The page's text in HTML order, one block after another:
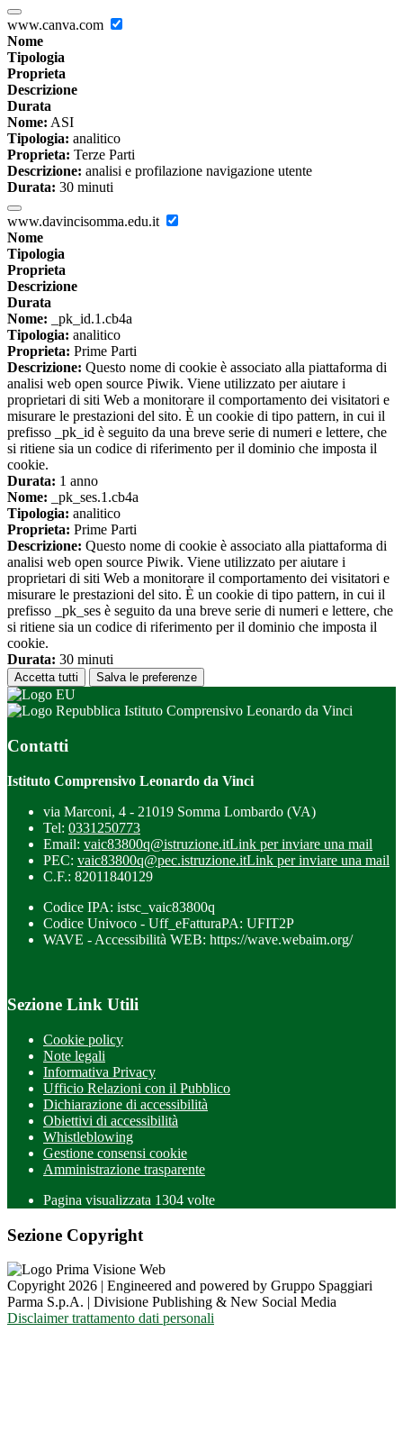
www.canva.com
Nome
Tipologia
Proprieta
Descrizione
Durata
Nome: ASI
Tipologia: analitico
Proprieta: Terze Parti
Descrizione: analisi e profilazione navigazione utente
Durata: 30 minuti
www.davincisomma.edu.it
Nome
Tipologia
Proprieta
Descrizione
Durata
Nome: _pk_id.1.cb4a
Tipologia: analitico
Proprieta: Prime Parti
Descrizione: Questo nome di cookie è associato alla piattaforma di
analisi web open source Piwik. Viene utilizzato per aiutare i
proprietari di siti Web a monitorare il comportamento dei visitatori e
misurare le prestazioni del sito. È un cookie di tipo pattern, in cui il
prefisso _pk_id è seguito da una breve serie di numeri e lettere, che
si ritiene sia un codice di riferimento per il dominio che imposta il
cookie.
Durata: 1 anno
Nome: _pk_ses.1.cb4a
Tipologia: analitico
Proprieta: Prime Parti
Descrizione: Questo nome di cookie è associato alla piattaforma di
analisi web open source Piwik. Viene utilizzato per aiutare i
proprietari di siti Web a monitorare il comportamento dei visitatori e
misurare le prestazioni del sito. È un cookie di tipo pattern, in cui il
prefisso _pk_ses è seguito da una breve serie di numeri e lettere, che
si ritiene sia un codice di riferimento per il dominio che imposta il
cookie.
Durata: 30 minuti
Accetta tutti Salva le preferenze
Istituto Comprensivo Leonardo da Vinci
Contatti
Istituto Comprensivo Leonardo da Vinci
via Marconi, 4 - 21019 Somma Lombardo (VA)
Tel: 0331250773
Email: vaic83800q@istruzione.itLink per inviare una mail
PEC: vaic83800q@pec.istruzione.itLink per inviare una mail
C.F.: 82011840129
Codice IPA: istsc_vaic83800q
Codice Univoco - Uff_eFatturaPA: UFIT2P
WAVE - Accessibilità WEB: https://wave.webaim.org/
Sezione Link Utili
Cookie policy
Note legali
Informativa Privacy
Ufficio Relazioni con il Pubblico
Dichiarazione di accessibilità
Obiettivi di accessibilità
Whistleblowing
Gestione consensi cookie
Amministrazione trasparente
Pagina visualizzata 1304 volte
Sezione Copyright
Copyright 2026 | Engineered and powered by Gruppo Spaggiari
Parma S.p.A. | Divisione Publishing & New Social Media
Disclaimer trattamento dati personali